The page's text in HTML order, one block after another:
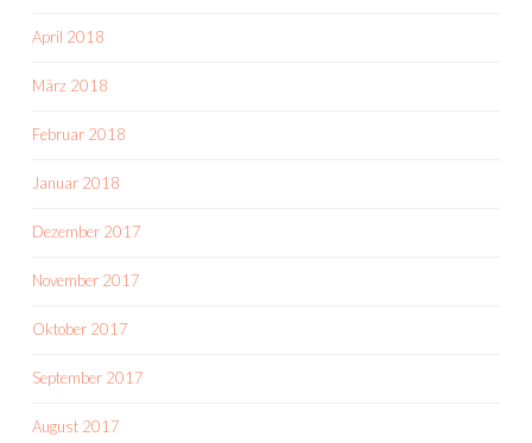
April 2018
März 2018
Februar 2018
Januar 2018
Dezember 2017
November 2017
Oktober 2017
September 2017
August 2017